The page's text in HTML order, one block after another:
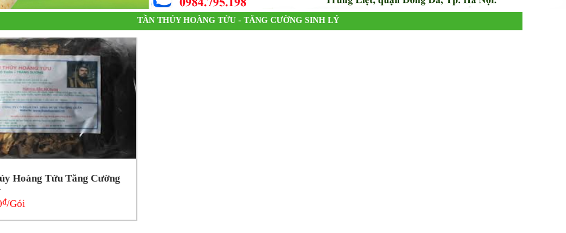
TẦN THỦY HOÀNG TỬU - TĂNG CƯỜNG SINH LÝ
Hoàng Tửu Tăng Cường
đ/Gói